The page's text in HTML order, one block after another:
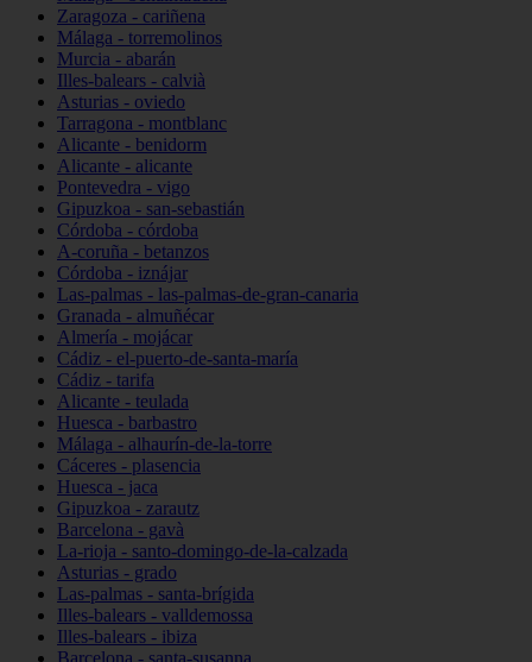
Zaragoza - cariñena
Málaga - torremolinos
Murcia - abarán
Illes-balears - calvià
Asturias - oviedo
Tarragona - montblanc
Alicante - benidorm
Alicante - alicante
Pontevedra - vigo
Gipuzkoa - san-sebastián
Córdoba - córdoba
A-coruña - betanzos
Córdoba - iznájar
Las-palmas - las-palmas-de-gran-canaria
Granada - almuñécar
Almería - mojácar
Cádiz - el-puerto-de-santa-maría
Cádiz - tarifa
Alicante - teulada
Huesca - barbastro
Málaga - alhaurín-de-la-torre
Cáceres - plasencia
Huesca - jaca
Gipuzkoa - zarautz
Barcelona - gavà
La-rioja - santo-domingo-de-la-calzada
Asturias - grado
Las-palmas - santa-brígida
Illes-balears - valldemossa
Illes-balears - ibiza
Barcelona - santa-susanna